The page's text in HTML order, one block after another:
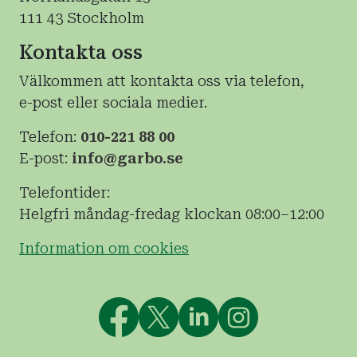
111 43 Stockholm
Kontakta oss
Välkommen att kontakta oss via telefon,
e-post eller sociala medier.
Telefon: 010-221 88 00
E-post: info@garbo.se
Telefontider:
Helgfri måndag-fredag klockan 08:00–12:00
Information om cookies